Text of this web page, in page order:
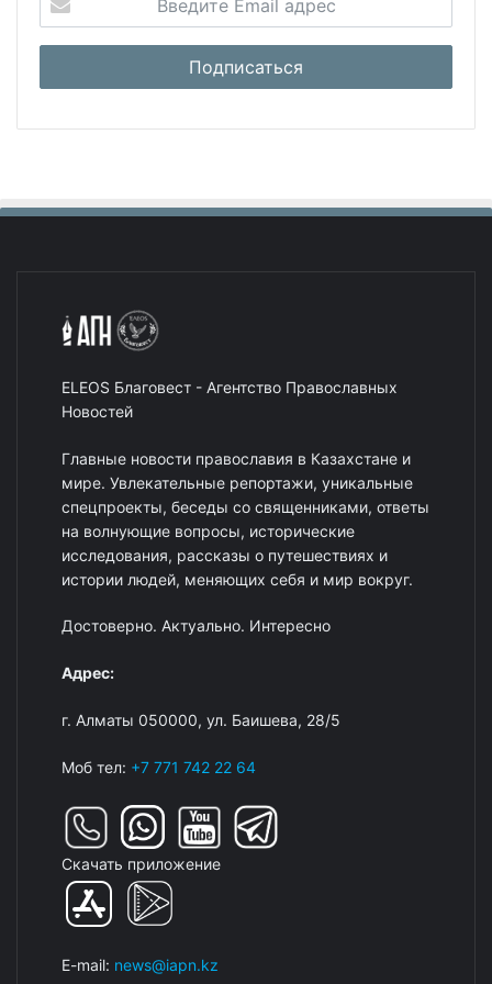
ELEOS Благовест - Агентство Православных
Новостей
Главные новости православия в Казахстане и
мире. Увлекательные репортажи, уникальные
спецпроекты, беседы со священниками, ответы
на волнующие вопросы, исторические
исследования, рассказы о путешествиях и
истории людей, меняющих себя и мир вокруг.
Достоверно. Актуально. Интересно
Адрес:
г. Алматы 050000, ул. Баишева, 28/5
Моб тел: +7 771 742 22 64
Скачать приложение
E-mail: news@iapn.kz